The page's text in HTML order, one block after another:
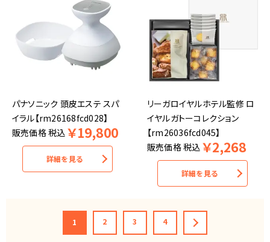
パナソニック 頭皮エステ スパ
イラル【rm26168fcd028】
販売価格税込 ￥19,800
詳細を見る
リーガロイヤルホテル監修 ロ
イヤルガトーコレクション
【rm26036fcd045】
販売価格税込 ￥2,268
詳細を見る
1 2 3 4